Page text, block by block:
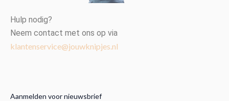
Hulp nodig?
Neem contact met ons op via
klantenservice@jouwknipjes.nl
Aanmelden voor nieuwsbrief